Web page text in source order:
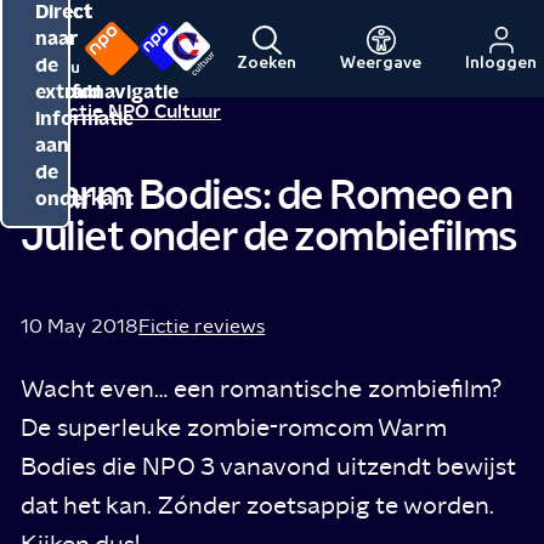
Direct
naar
de
inhoud
Direct
naar
de
hoofdnavigatie
Direct
naar
de
extra
informatie
aan
de
onderkant
Menu
Naar
de
NPO
Naar
de
NPO
Cultuur
Zoeken Weergave Inloggen
Redactie NPO Cultuur
Warm Bodies: de Romeo en
Juliet onder de zombiefilms
10 May 2018Fictie reviews
Wacht even… een romantische zombiefilm?
De superleuke zombie-romcom Warm
Bodies die NPO 3 vanavond uitzendt bewijst
dat het kan. Zónder zoetsappig te worden.